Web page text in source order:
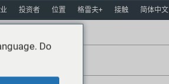
投资者 位置 格雷夫+ 接触 简体中文
Do